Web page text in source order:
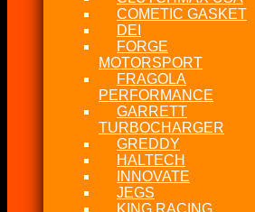
COMETIC GASKET
DEI
FORGE
MOTORSPORT
FRAGOLA
PERFORMANCE
GARRETT
TURBOCHARGER
GREDDY
HALTECH
INNOVATE
JEGS
KING RACING